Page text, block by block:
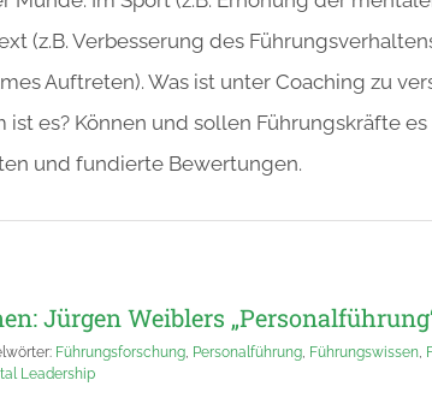
(z.B. Verbesserung des
Auftreten). Was ist unter Coaching zu
ist es? Können und sollen Führungskräfte
und fundierte Bewertungen.
Jürgen Weiblers
Führungsforschung, Personalführung, Führungswissen,
Leadership